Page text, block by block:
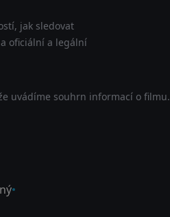
jak sledovat
oficiální a legální
uvádíme souhrn informací o filmu.